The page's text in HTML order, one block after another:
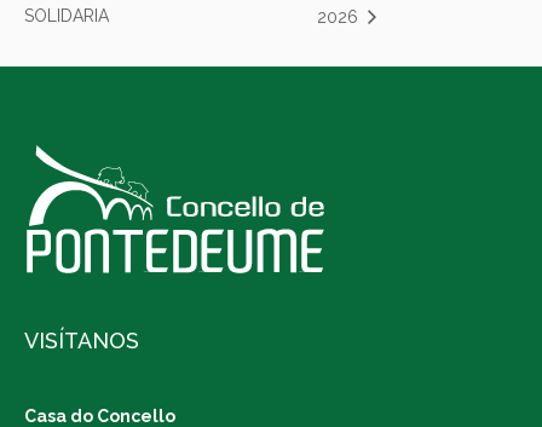
SOLIDARIA
2026
VISÍTANOS
Casa do Concello